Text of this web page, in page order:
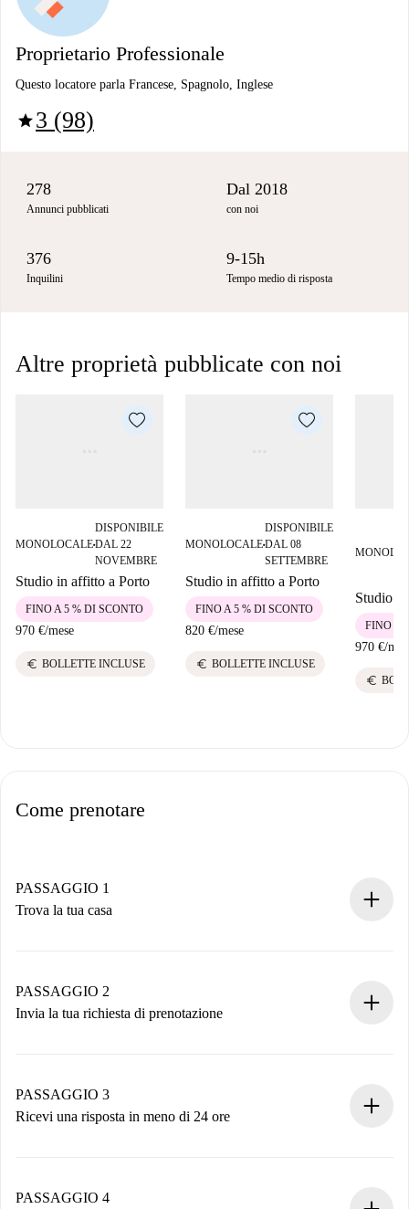
Proprietario Professionale
Questo locatore parla Francese, Spagnolo, Inglese
star3 (98)
278
Annunci pubblicati
Dal 2018
con noi
376
Inquilini
9-15h
Tempo medio di risposta
Altre proprietà pubblicate con noi
MONOLOCALE■
DISPONIBILE
DAL 22
NOVEMBRE
Studio in affitto a Porto
970 €/mese
FINO A 5 % DI SCONTO
euro BOLLETTE INCLUSE
MONOLOCALE■
DISPONIBILE
DAL 08
SETTEMBRE
Studio in affitto a Porto
820 €/mese
FINO A 5 % DI SCONTO
euro BOLLETTE INCLUSE
Studio
970 €/
FINO A
euro
Come prenotare
PASSAGGIO 1
Trova la tua casa
Hai tutte le informazioni necessarie in anticipo.
PASSAGGIO 2
Invia la tua richiesta di prenotazione
non accetta.
PASSAGGIO 3
Ricevi una risposta in meno di 24 ore
contatto con il proprietario.
PASSAGGIO 4